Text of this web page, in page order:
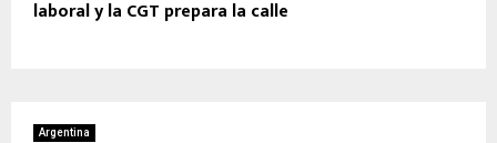
laboral y la CGT prepara la calle
Argentina